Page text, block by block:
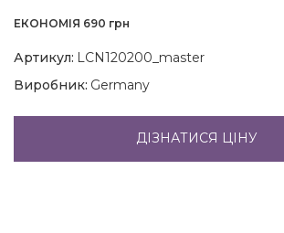
ЕКОНОМІЯ 690 грн
Артикул: LCN120200_master
Виробник: Germany
ДІЗНАТИСЯ ЦІНУ